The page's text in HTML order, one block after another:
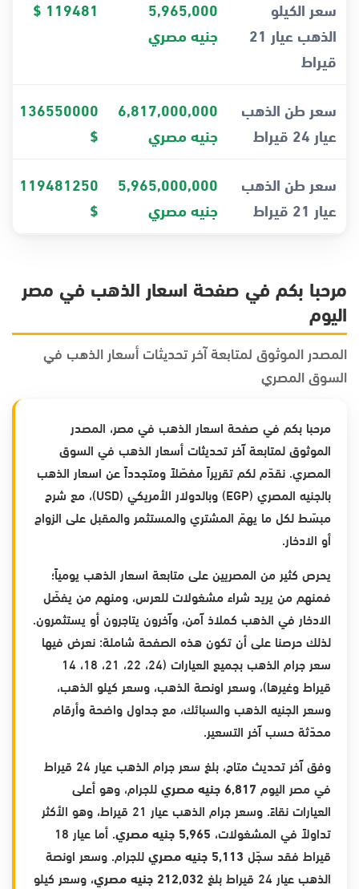
سعر الكيلو
الذهب عيار 21
قيراط
5,965,000
جنيه مصري
119481 $
سعر طن الذهب
عيار 24 قيراط
6,817,000,000
جنيه مصري
136550000
$
سعر طن الذهب
عيار 21 قيراط
5,965,000,000
جنيه مصري
119481250
$
مرحبا بكم في صفحة اسعار الذهب في مصر
اليوم
المصدر الموثوق لمتابعة آخر تحديثات أسعار الذهب في
السوق المصري
مرحبا بكم في صفحة اسعار الذهب في مصر، المصدر
الموثوق لمتابعة آخر تحديثات أسعار الذهب في السوق
المصري. نقدّم لكم تقريراً مفصّلاً ومتجدداً عن اسعار الذهب
بالجنيه المصري (EGP) وبالدولار الأمريكي (USD)، مع شرح
مبسّط لكل ما يهمّ المشتري والمستثمر والمقبل على الزواج
أو الادخار.
يحرص كثير من المصريين على متابعة اسعار الذهب يومياً؛
فمنهم من يريد شراء مشغولات للعرس، ومنهم من يفضّل
الادخار في الذهب كملاذ آمن، وآخرون يتاجرون أو يستثمرون.
لذلك حرصنا على أن تكون هذه الصفحة شاملة: نعرض فيها
سعر جرام الذهب بجميع العيارات (24، 22، 21، 18، 14
قيراط وغيرها)، وسعر اونصة الذهب، وسعر كيلو الذهب،
وسعر الجنيه الذهب والسبائك، مع جداول واضحة وأرقام
محدّثة حسب آخر التسعير.
وفق آخر تحديث متاح، بلغ سعر جرام الذهب عيار 24 قيراط
في مصر اليوم 6,817 جنيه مصري
للجرام، وهو أعلى
العيارات نقاءً. وسعر جرام الذهب عيار 21 قيراط، وهو الأكثر
تداولاً في المشغولات، 5,965 جنيه مصري
. أما عيار 18
قيراط فقد سجّل 5,113 جنيه مصري
للجرام. وسعر اونصة
الذهب عيار 24 قيراط بلغ
212,032 جنيه مصري
، وسعر كيلو